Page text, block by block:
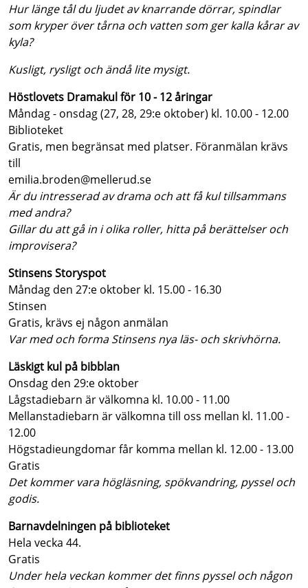
Hur länge tål du ljudet av knarrande dörrar, spindlar
som kryper över tårna och vatten som ger kalla kårar av
kyla?
Kusligt, rysligt och ändå lite mysigt.
Höstlovets Dramakul för 10 - 12 åringar
Måndag - onsdag (27, 28, 29:e oktober) kl. 10.00 - 12.00
Biblioteket
Gratis, men begränsat med platser. Föranmälan krävs
till
emilia.broden@mellerud.se
Är du intresserad av drama och att få kul tillsammans
med andra?
Gillar du att gå in i olika roller, hitta på berättelser och
improvisera?
Stinsens Storyspot
Måndag den 27:e oktober kl. 15.00 - 16.30
Stinsen
Gratis, krävs ej någon anmälan
Var med och forma Stinsens nya läs- och skrivhörna.
Läskigt kul på bibblan
Onsdag den 29:e oktober
Lågstadiebarn är välkomna kl. 10.00 - 11.00
Mellanstadiebarn är välkomna till oss mellan kl. 11.00 -
12.00
Högstadieungdomar får komma mellan kl. 12.00 - 13.00
Gratis
Det kommer vara högläsning, spökvandring, pyssel och
godis.
Barnavdelningen på biblioteket
Hela vecka 44.
Gratis
Under hela veckan kommer det finns pyssel och någon